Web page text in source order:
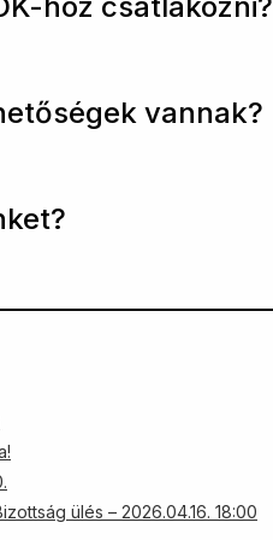
vannak?
ülés – 2026.04.16. 18:00